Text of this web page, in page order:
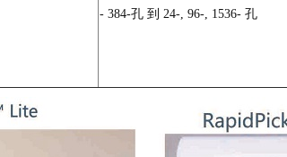
- 384-孔 到 24-, 96-, 1536- 孔